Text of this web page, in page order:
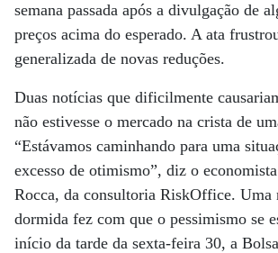
semana passada após a divulgação de
preços acima do esperado. A ata
generalizada de novas reduções.
Duas notícias que dificilmente
não estivesse o mercado na crista de
“Estávamos caminhando para uma
excesso de otimismo”, diz o
Rocca, da consultoria RiskOffice. Uma
dormida fez com que o pessimismo se
início da tarde da sexta-feira 30, a